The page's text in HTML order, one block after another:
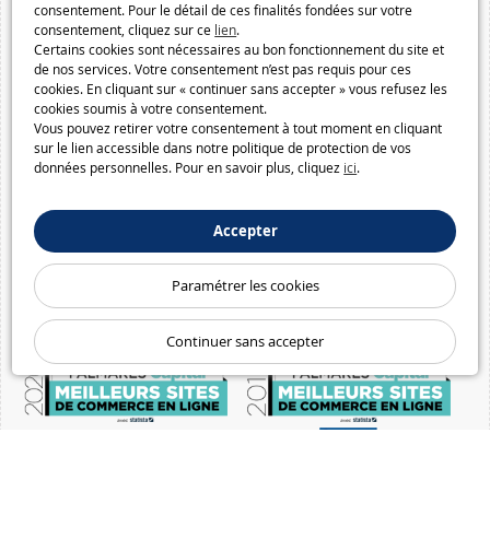
consentement. Pour le détail de ces finalités fondées sur votre
consentement, cliquez sur ce lien.
Certains cookies sont nécessaires au bon fonctionnement du site et
de nos services. Votre consentement n’est pas requis pour ces
cookies. En cliquant sur « continuer sans accepter » vous refusez les
cookies soumis à votre consentement.
Vous pouvez retirer votre consentement à tout moment en cliquant
sur le lien accessible dans notre politique de protection de vos
données personnelles. Pour en savoir plus, cliquez ici.
Accepter
Paramétrer les cookies
Continuer sans accepter